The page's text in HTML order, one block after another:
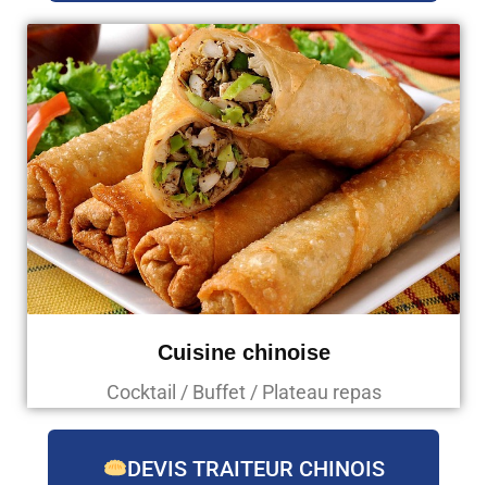
Cuisine chinoise
Cocktail / Buffet / Plateau repas
DEVIS TRAITEUR CHINOIS